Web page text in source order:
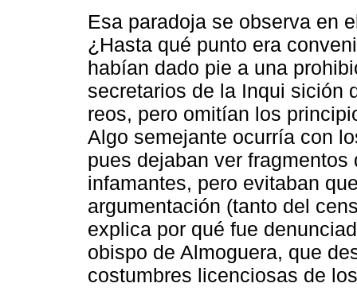
Esa paradoja se observa en
¿Hasta qué punto era
habían dado pie a una
secretarios de la Inqui sición
reos, pero omitían los
Algo semejante ocurría con
pues dejaban ver
infamantes, pero evitaban
argumentación (tanto del
explica por qué fue
obispo de Almoguera, que
costumbres licenciosas de